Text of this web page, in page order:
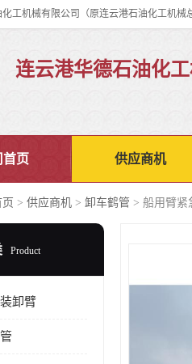
连云港华德石油化
首页 供应商机
> 供应商机 > 卸车鹤管 > 船用臂紧
Product
卸臂